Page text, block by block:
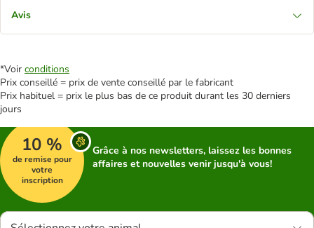
Avis
*Voir conditions
Prix conseillé = prix de vente conseillé par le fabricant
Prix habituel = prix le plus bas de ce produit durant les 30 derniers
jours
10 %
de remise pour
votre
inscription
Grâce à nos newsletters, laissez les bonnes
affaires et nouvelles venir jusqu'à vous!